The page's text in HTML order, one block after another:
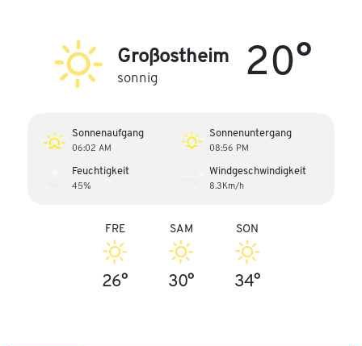
Großostheim
sonnig 20°
Sonnenaufgang
06:02 AM
Sonnenuntergang
08:56 PM
Feuchtigkeit
45%
Windgeschwindigkeit
8.3Km/h
FRE
26°
SAM
30°
SON
34°